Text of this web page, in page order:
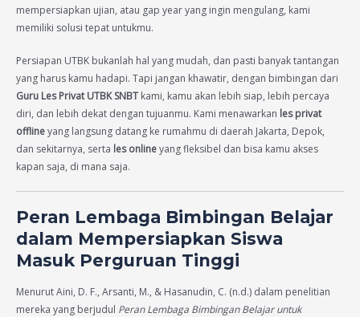
mempersiapkan ujian, atau gap year yang ingin mengulang, kami
memiliki solusi tepat untukmu.
Persiapan UTBK bukanlah hal yang mudah, dan pasti banyak tantangan
yang harus kamu hadapi. Tapi jangan khawatir, dengan bimbingan dari
Guru Les Privat UTBK SNBT kami, kamu akan lebih siap, lebih percaya
diri, dan lebih dekat dengan tujuanmu. Kami menawarkan les privat
offlineyang langsung datang ke rumahmu di daerah Jakarta, Depok,
dan sekitarnya, serta les onlineyang fleksibel dan bisa kamu akses
kapan saja, di mana saja.
Peran Lembaga Bimbingan Belajar
dalam Mempersiapkan Siswa
Masuk Perguruan Tinggi
Menurut Aini, D. F., Arsanti, M., & Hasanudin, C. (n.d.) dalam penelitian
mereka yang berjudul Peran Lembaga Bimbingan Belajar untuk